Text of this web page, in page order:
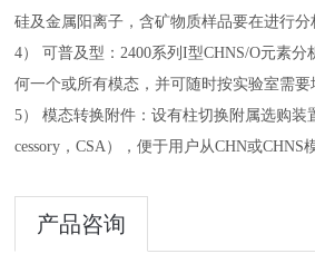
硅及金属阳离子，含矿物质样品要在进行分
4） 可普及型：2400系列I型CHNS/O元素
何一个或所有模态，并可随时按实验室需要
5） 模态转换附件：设有柱切换附属选购装
cessory，CSA），便于用户从CHN或CHNS
产品咨询